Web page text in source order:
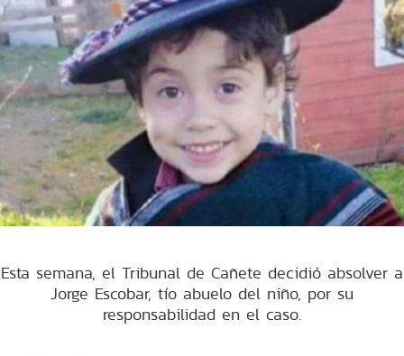
Esta semana, el Tribunal de Cañete decidió absolver a
Jorge Escobar, tío abuelo del niño, por su
responsabilidad en el caso.